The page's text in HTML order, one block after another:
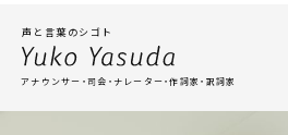
声と言葉のシゴト
アナウンサー・司会・ナレーター・作詞家・訳詞家